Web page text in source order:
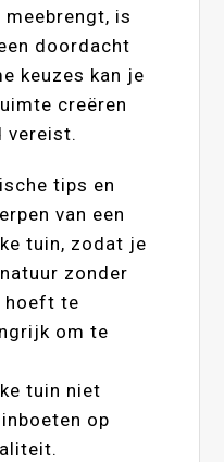
is
doordacht
keuzes kan je
creëren
vereist.
tips en
van een
tuin, zodat je
zonder
hoeft te
om te
tuin niet
op